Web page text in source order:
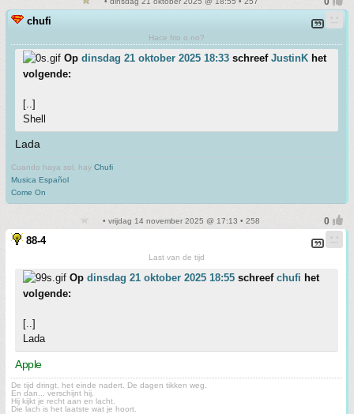
chufi
Hace frio o no?
Op dinsdag 21 oktober 2025 18:33 schreef JustinK het
volgende:
[..]
Shell
Lada
Cuando haya sol, hay Chufi
Musica Español
Come On
• vrijdag 14 november 2025 @ 17:13 • 258
88-4
Last van de tijd
Op dinsdag 21 oktober 2025 18:55 schreef chufi het
volgende:
[..]
Lada
Apple
De tijd dringt, het einde nadert. De dagen tikken weg.
En dan... verschijnt hij.
Hij kijkt je recht aan en lacht.
Die lach is het laatste wat je hoort.